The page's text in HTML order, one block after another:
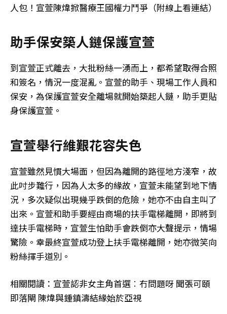
人包！宣萱陳煒掀醫療王國權力鬥爭（附線上看連結）
助手保安築人鏈保護宣萱
到宣萱正式離去，大批粉絲一湧而上，都希望取得合照
和簽名，情況一度混亂。宣萱的助手、現場工作人員和
保安，為保護宣萱安全離場就開始築起人鏈，助手更貼
身保護宣萱。
宣萱舉行維艱花容失色
宣萱雖然見慣大場面，但因為離開的路徑地方淺窄，故
此吋步難行，因為人太多的緣故，宣萱未能望到地下情
況，多次疑似出現幾乎跌倒的危險，她亦不由自主叫了
出來。宣萱和助手要經由商場的扶手電梯離開，即將到
達扶手電梯時，宣萱生怕助手會跌倒亦大聲提示，情場
驚險。幸最終宣萱成功登上扶手電梯離開，她亦微笑向
粉絲揮手道別。
相關閱讀：宣萱認非女主角首選︰冇問題呀 聞張可頤
即落閘 陳煒與鍾鎮濤結緣始於亞視